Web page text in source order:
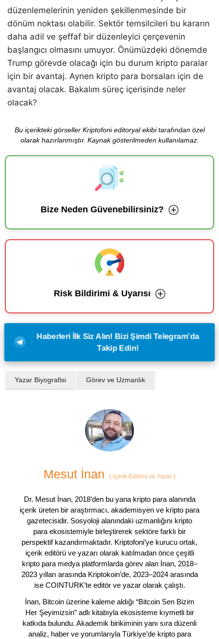
düzenlemelerinin yeniden şekillenmesinde bir
dönüm noktası olabilir. Sektör temsilcileri bu kararın
daha adil ve şeffaf bir düzenleyici çerçevenin
başlangıcı olmasını umuyor. Önümüzdeki dönemde
Trump görevde olacağı için bu durum kripto paralar
için bir avantaj. Aynen kripto para borsaları için de
avantaj olacak. Bakalım süreç içerisinde neler
olacak?
Bu içerikteki görseller Kriptofoni editoryal ekibi tarafından özel
olarak hazırlanmıştır. Kaynak gösterilmeden kullanılamaz.
Bize Neden Güvenebilirsiniz?
Risk Bildirimi & Uyarısı
Haberleri İlk Siz Alın! Bizi Şimdi Telegram'da
Takip Edin!
Yazar Biyografisi Görev ve Uzmanlık
Mesut İnan ( İçerik Editörü ve Yazar )
Dr. Mesut İnan, 2018’den bu yana kripto para alanında
içerik üreten bir araştırmacı, akademisyen ve kripto para
gazetecisidir. Sosyoloji alanındaki uzmanlığını kripto
para ekosistemiyle birleştirerek sektöre farklı bir
perspektif kazandırmaktadır. Kriptofoni’ye kurucu ortak,
içerik editörü ve yazarı olarak katılmadan önce çeşitli
kripto para medya platformlarda görev alan İnan, 2018–
2023 yılları arasında Kriptokoin’de, 2023–2024 arasında
ise COINTURK’te editör ve yazar olarak çalıştı.
İnan, Bitcoin üzerine kaleme aldığı “Bitcoin Sen Bizim
Her Şeyimizsin” adlı kitabıyla ekosisteme kıymetli bir
katkıda bulundu. Akademik birikiminin yanı sıra düzenli
analiz, haber ve yorumlarıyla Türkiye’de kripto para